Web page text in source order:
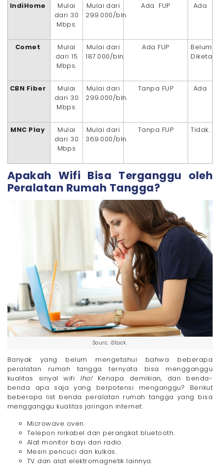
IndiHome
Mulai
dari 30
Mbps.
Mulai dari
299.000/bln.
Ada FUP Ada
Comet
Mulai
dari 15
Mbps.
Mulai dari
187.000/bln.
Ada FUP
Belum
CBN Fiber
Mulai
dari 30
Mbps.
Mulai dari
299.000/bln.
Tanpa FUP Ada
MNC Play
Mulai
dari 30
Mbps
Mulai dari
369.000/bln.
Tanpa FUP Tidak.
Apakah Wifi Bisa Terganggu oleh
Peralatan Rumah Tangga?
Sourc: iStock.
Banyak yang belum mengetahui bahwa beberapa
peralatan rumah tangga ternyata bisa mengganggu
kualitas sinyal wifi lho! Kenapa demikian, dan benda-
benda apa saja yang berpotensi menganggu? Berikut
beberapa list benda peralatan rumah tangga yang bisa
mengganggu kualitas jaringan internet:
Microwave oven.
Telepon nirkabel dan perangkat bluetooth.
Alat monitor bayi dan radio.
Mesin pencuci dan kulkas.
TV dan alat elektromagnetik lainnya.